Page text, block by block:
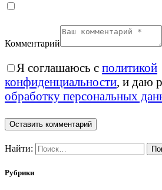
Комментарий
Я соглашаюсь с политикой
конфиденциальности, и даю
обработку персональных
Найти:
Рубрики